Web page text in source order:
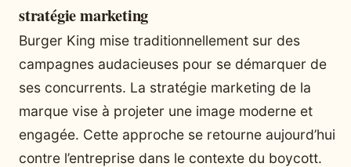
stratégie marketing
Burger King mise traditionnellement sur des
campagnes audacieuses pour se démarquer de
ses concurrents. La stratégie marketing de la
marque vise à projeter une image moderne et
engagée. Cette approche se retourne aujourd’hui
contre l’entreprise dans le contexte du boycott.